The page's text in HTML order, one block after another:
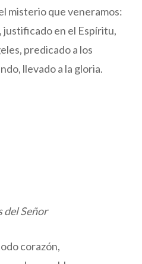
misterio que veneramos:
en el Espíritu,
predicado a los
llevado a la gloria.
del Señor
corazón,